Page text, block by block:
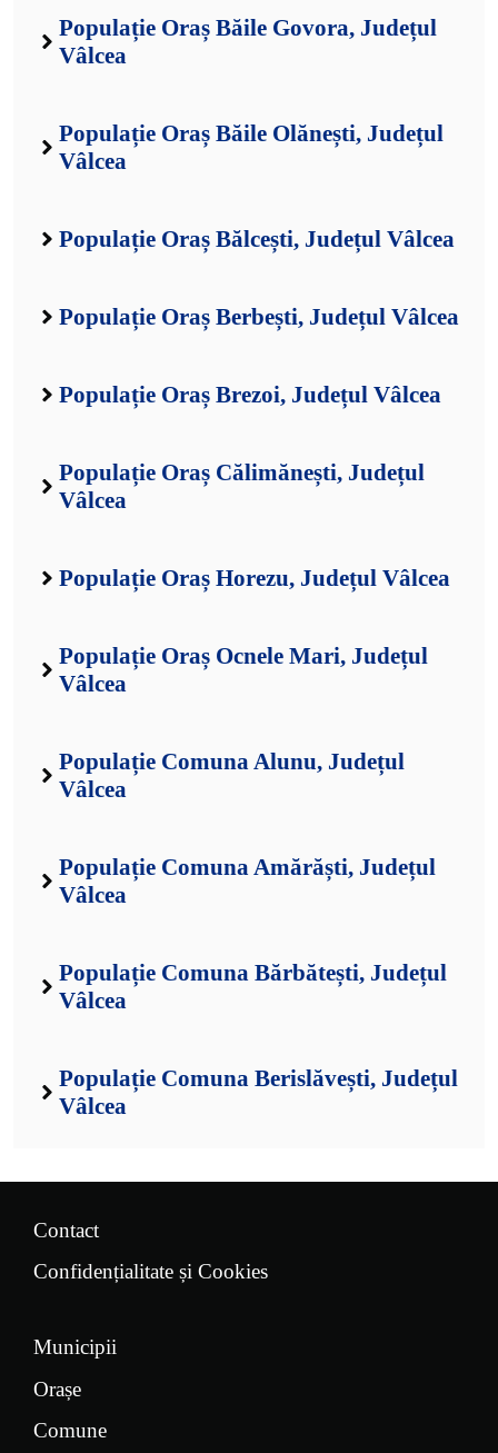
Populație Oraș Băile Govora, Județul
Vâlcea
Populație Oraș Băile Olănești, Județul
Vâlcea
Populație Oraș Bălcești, Județul Vâlcea
Populație Oraș Berbești, Județul Vâlcea
Populație Oraș Brezoi, Județul Vâlcea
Populație Oraș Călimănești, Județul
Vâlcea
Populație Oraș Horezu, Județul Vâlcea
Populație Oraș Ocnele Mari, Județul
Vâlcea
Populație Comuna Alunu, Județul
Vâlcea
Populație Comuna Amărăști, Județul
Vâlcea
Populație Comuna Bărbătești, Județul
Vâlcea
Populație Comuna Berislăvești, Județul
Vâlcea
Contact
Confidențialitate și Cookies
Municipii
Orașe
Comune